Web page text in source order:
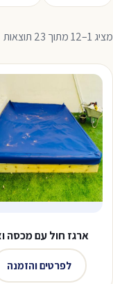
מציג 1–12 מתוך 23 תוצאות
ארגז חול עם מכסה
לפרטים והזמנה